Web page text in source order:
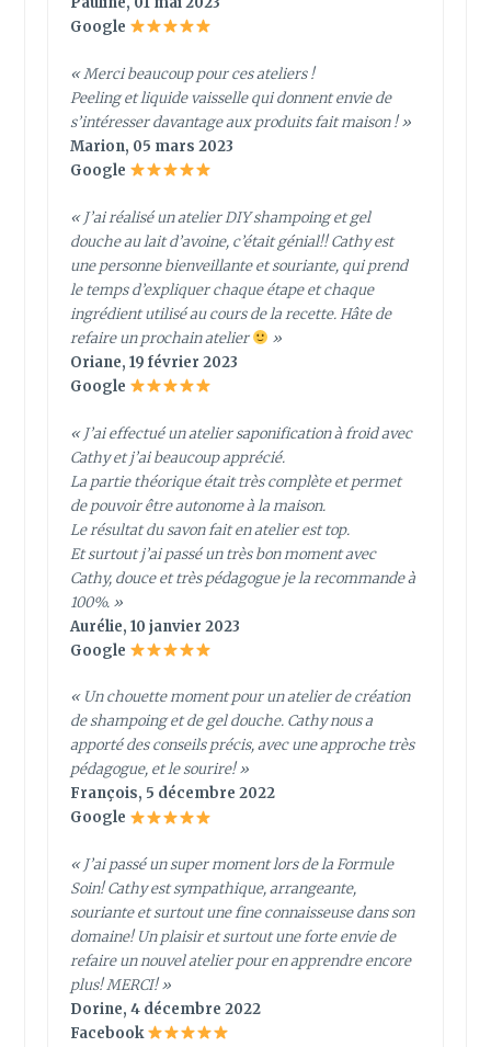
Google
« Merci beaucoup pour ces ateliers !
Peeling et liquide vaisselle qui donnent envie de
s’intéresser davantage aux produits fait maison ! »
Marion, 05 mars 2023
Google
« J’ai réalisé un atelier DIY shampoing et gel
douche au lait d’avoine, c’était génial!! Cathy est
une personne bienveillante et souriante, qui prend
le temps d’expliquer chaque étape et chaque
ingrédient utilisé au cours de la recette. Hâte de
refaire un prochain atelier
»
Oriane, 19 février 2023
Google
« J’ai effectué un atelier saponification à froid avec
Cathy et j’ai beaucoup apprécié.
La partie théorique était très complète et permet
de pouvoir être autonome à la maison.
Le résultat du savon fait en atelier est top.
Et surtout j’ai passé un très bon moment avec
Cathy, douce et très pédagogue je la recommande à
100%. »
Aurélie, 10 janvier 2023
Google
« Un chouette moment pour un atelier de création
de shampoing et de gel douche. Cathy nous a
apporté des conseils précis, avec une approche très
pédagogue, et le sourire! »
François, 5 décembre 2022
Google
« J’ai passé un super moment lors de la Formule
Soin! Cathy est sympathique, arrangeante,
souriante et surtout une fine connaisseuse dans son
domaine! Un plaisir et surtout une forte envie de
refaire un nouvel atelier pour en apprendre encore
plus! MERCI! »
Dorine, 4 décembre 2022
Facebook